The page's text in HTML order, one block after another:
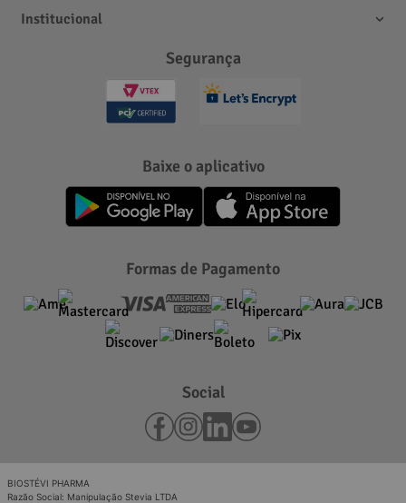
Institucional
Segurança
Baixe o aplicativo
Formas de Pagamento
Social
BIOSTÉVI PHARMA
Razão Social: Manipulação Stevia LTDA